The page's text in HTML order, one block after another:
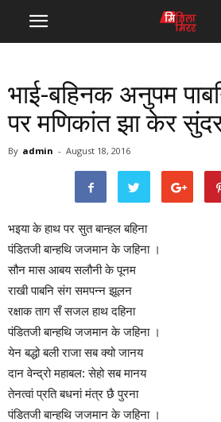
भाई-बहिनक अनुपम
पर मणिकांत झा केर
By admin - August 18, 2016
भइया के हाथ पर सुत बान्हल बहिना
पंडितजी बान्हथि जजमान के जहिना ।
सौन मास आबय सलौनी के पूनम
राखी पाबनि संग समपन्न झूलन
रक्षाक ताग सँ सजल हाथ दहिना
पंडितजी बान्हथि जजमान के जहिना ।
येन बद्धो बली राजा सब क्यो जानय
दान वेन्द्रो महाबल: सेहो सब मानय
तेनत्वां प्रति बधनां मंत्र छै पुरना
पंडितजी बान्हथि जजमान के जहिना ।